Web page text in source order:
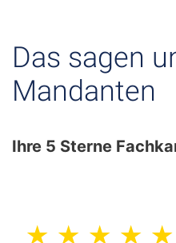
Das sagen
Mandanten
Ihre 5 Sterne
★ ★ ★ ★ ★